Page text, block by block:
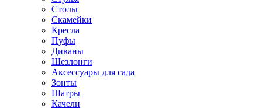
Столы
Скамейки
Кресла
Пуфы
Диваны
Шезлонги
Аксессуары для сада
Зонты
Шатры
Качели